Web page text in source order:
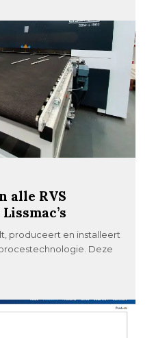
alle RVS
produceert en installeert
Deze